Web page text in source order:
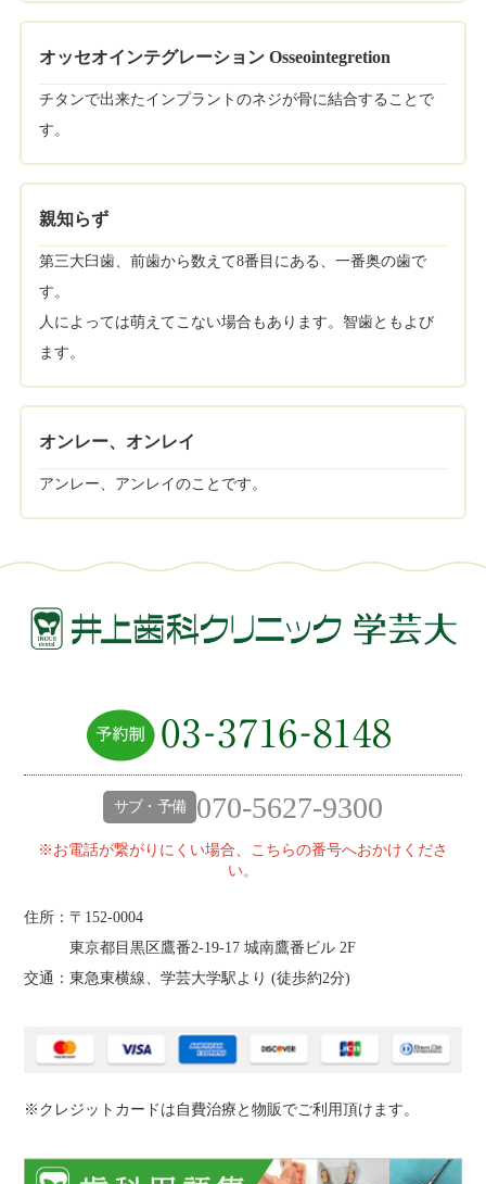
オッセオインテグレーション Osseointegretion
チタンで出来たインプラントのネジが骨に結合することで
す。
親知らず
第三大臼歯、前歯から数えて8番目にある、一番奥の歯で
す。
人によっては萌えてこない場合もあります。智歯ともよび
ます。
オンレー、オンレイ
アンレー、アンレイのことです。
サブ・予備 070-5627-9300
※お電話が繋がりにくい場合、こちらの番号へおかけくださ
い。
住所：〒152-0004
東京都目黒区鷹番2‐19‐17 城南鷹番ビル 2F
交通：東急東横線、学芸大学駅より (徒歩約2分)
※クレジットカードは自費治療と物販でご利用頂けます。